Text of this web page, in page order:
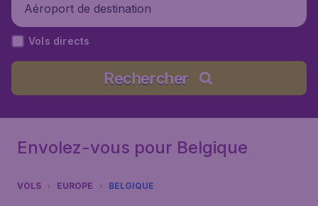
Aéroport de destination
Vols directs
Rechercher
Envolez-vous pour Belgique
VOLS EUROPE BELGIQUE